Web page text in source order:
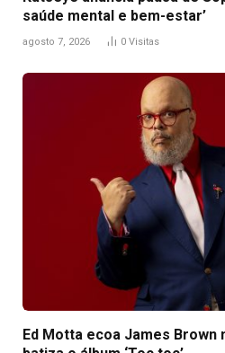
saúde mental e bem-estar’
agosto 7, 2026 0 Visitas
Ed Motta ecoa James Brown